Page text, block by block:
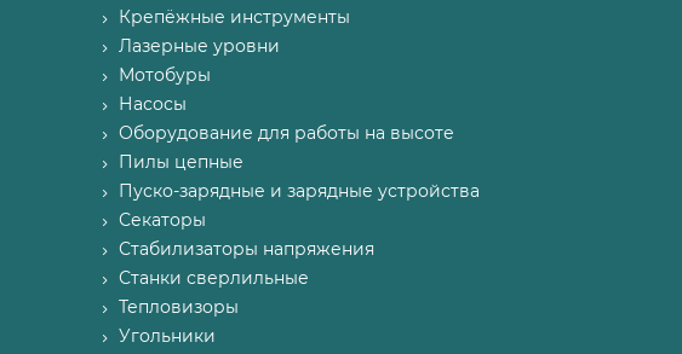
Крепёжные инструменты
Лазерные уровни
Мотобуры
Насосы
Оборудование для работы на высоте
Пилы цепные
Пуско-зарядные и зарядные устройства
Секаторы
Стабилизаторы напряжения
Станки сверлильные
Тепловизоры
Угольники